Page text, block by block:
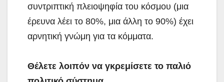
συντριπτική πλειοψηφία του κόσμου (μια
έρευνα λέει το 80%, μια άλλη το 90%) έχει
αρνητική γνώμη για τα κόμματα.
Θέλετε λοιπόν να γκρεμίσετε το παλιό